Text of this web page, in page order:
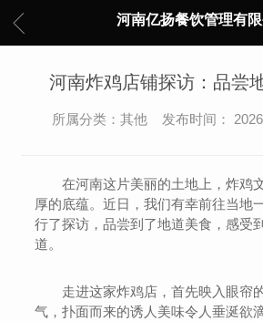
河南亿扬餐饮管理有限
河南炸鸡店铺探访：品尝
所属分类：其他 发布时间：
在河南这片美丽的土地上，炸鸡
厚的底蕴。近日，我们有幸前往当地
行了探访，品尝到了地道美食，感受
道。
走进这家炸鸡店，首先映入眼帘
气，扑面而来的诱人美味令人垂涎欲